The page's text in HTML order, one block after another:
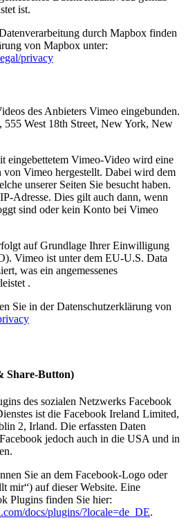
ist.
durch Mapbox finden
von Mapbox unter:
privacy
des Anbieters Vimeo eingebunden.
West 18th Street, New York, New
eingebettetem Vimeo-Video wird eine
von Vimeo hergestellt. Dabei wird dem
unserer Seiten Sie besucht haben.
Adresse. Dies gilt auch dann, wenn
sind oder kein Konto bei Vimeo
auf Grundlage Ihrer Einwilligung
Vimeo ist unter dem EU-U.S. Data
was ein angemessenes
.
Sie in der Datenschutzerklärung von
Share-Button)
des sozialen Netzwerks Facebook
ist die Facebook Ireland Limited,
2, Irland. Die erfassten Daten
jedoch auch in die USA und in
Sie an dem Facebook-Logo oder
mir“) auf dieser Website. Eine
Plugins finden Sie hier:
docs/plugins/?locale=de_DE.